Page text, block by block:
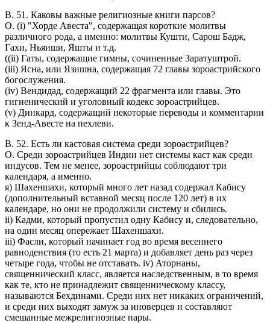
В. 51. Каковы важные религиозные книги парсов?
O. (i) "Хорде Авеста", содержащая короткие молитвы
различного рода, а именно: молитвы Кушти, Сарош Бадж,
Гахи, Ньяиши, Яшты и т.д.
((ii) Гаты, содержащие гимны, сочиненные Заратуштрой.
(iii) Ясна, или Язишна, содержащая 72 главы зороастрийского
богослужения.
(iv) Вендидад, содержащий 22 фрагмента или главы. Это
гигиенический и уголовный кодекс зороастрийцев.
(v) Динкард, содержащий некоторые переводы и комментарии
к Зенд-Авесте на пехлеви.
В. 52. Есть ли кастовая система среди зороастрийцев?
О. Среди зороастрийцев Индии нет системы каст как среди
индусов. Тем не менее, зороастрийцы соблюдают три
календаря, а именно.
я) Шахеншахи, который много лет назад содержал Кабису
(дополнительный вставной месяц после 120 лет) в их
календаре, но они не продолжили систему и сбились.
ii) Кадми, который пропустил одну Кабису и, следовательно,
на один месяц опережает Шахеншахи.
iii) Фасли, который начинает год во время весеннего
равноденствия (то есть 21 марта) и добавляет день раз через
четыре года, чтобы не отставать. iv) Аторнаны,
священнический класс, является наследственным, в то время
как те, кто не принадлежит священническому классу,
называются Бехдинами. Среди них нет никаких ограничений,
и среди них выходят замуж за иноверцев и составляют
смешанные межрелигиозные пары.